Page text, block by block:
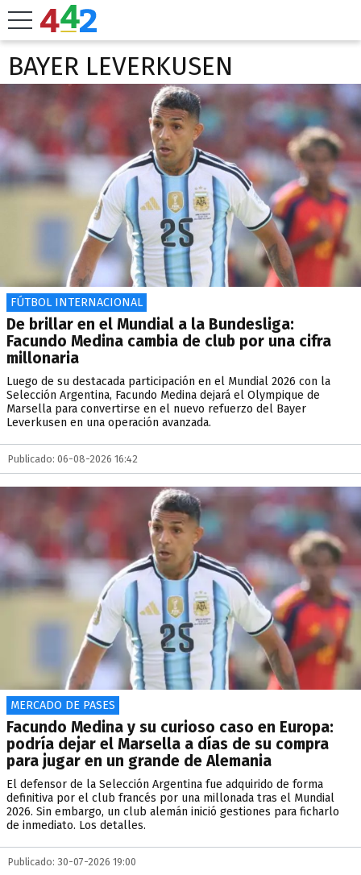
BAYER LEVERKUSEN
FÚTBOL INTERNACIONAL
De brillar en el Mundial a la Bundesliga:
Facundo Medina cambia de club por una cifra
millonaria
Luego de su destacada participación en el Mundial 2026 con la
Selección Argentina, Facundo Medina dejará el Olympique de
Marsella para convertirse en el nuevo refuerzo del Bayer
Leverkusen en una operación avanzada.
Publicado: 06-08-2026 16:42
MERCADO DE PASES
Facundo Medina y su curioso caso en Europa:
podría dejar el Marsella a días de su compra
para jugar en un grande de Alemania
El defensor de la Selección Argentina fue adquirido de forma
definitiva por el club francés por una millonada tras el Mundial
2026. Sin embargo, un club alemán inició gestiones para ficharlo
de inmediato. Los detalles.
Publicado: 30-07-2026 19:00